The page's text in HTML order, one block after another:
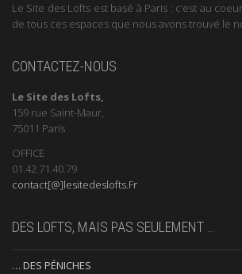
Le Site des Lofts est basé à Paris : c’est au
de tous ces espaces que nous avons trouvé le
CONTACTEZ-NOUS
Le Site des Lofts,
159 rue Saint-Maur,
75011 Paris
OFFICE
01.42.71.40.79
contact[@]lesitedeslofts.Fr
DES LOFTS, MAIS PAS SEULEMENT …
… DES PÉNICHES